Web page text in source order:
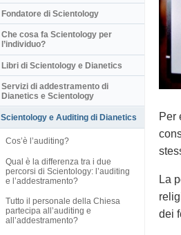
Per
La
dei
Fondatore di Scientology
Che cosa fa Scientology per
l’individuo?
Libri di Scientology e Dianetics
Servizi di addestramento di
Dianetics e Scientology
Scientology e Auditing di Dianetics
Cos’è l’auditing?
Qual è la differenza tra i due
percorsi di Scientology: l’auditing
e l’addestramento?
Tutto il personale della Chiesa
partecipa all’auditing e
all’addestramento?